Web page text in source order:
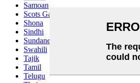
Samoan
Scots Gaelic
Shona
Sindhi
Sundanese
Swahili
Tajik
Tamil
Telugu